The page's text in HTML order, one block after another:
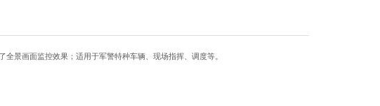
景画面监控效果；适用于军警特种车辆、现场指挥、调度等。